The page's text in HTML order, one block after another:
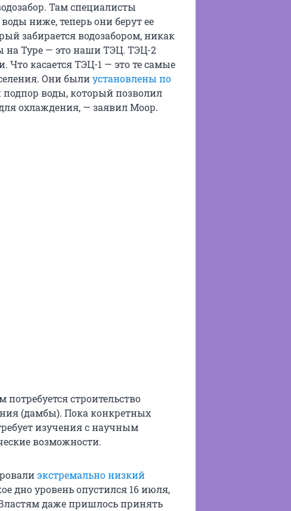
Там специалисты
ниже, теперь они берут ее
забирается водозабором, никак
на Туре — это наши ТЭЦ. ТЭЦ-2
Что касается ТЭЦ-1 — это те самые
Они былиустановлены по
подпор воды, который позволил
охлаждения, — заявил Моор.
потребуется строительство
(дамбы). Пока конкретных
изучения с научным
возможности.
экстремально низкий
дно уровень опустился 16 июля,
даже пришлось принять